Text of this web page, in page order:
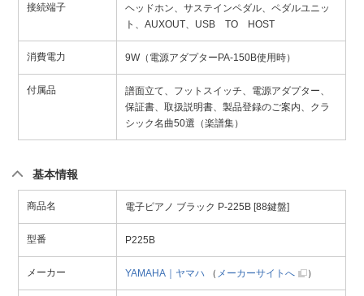
接続端子
ヘッドホン、サステインペダル、ペダルユニッ
ト、AUXOUT、USB TO HOST
消費電力 9W（電源アダプターPA-150B使用時）
付属品
譜面立て、フットスイッチ、電源アダプター、
保証書、取扱説明書、製品登録のご案内、クラ
シック名曲50選（楽譜集）
基本情報
商品名 電子ピアノ ブラック P-225B [88鍵盤]
型番 P225B
メーカー YAMAHA｜ヤマハ （ メーカーサイトへ ）